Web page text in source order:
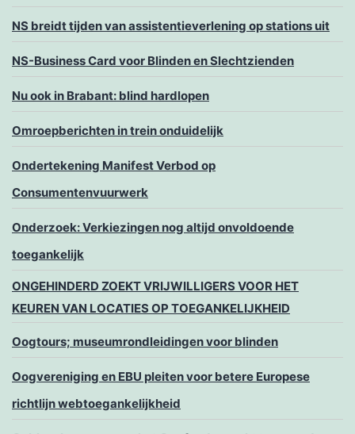
NS breidt tijden van assistentieverlening op stations uit
NS-Business Card voor Blinden en Slechtzienden
Nu ook in Brabant: blind hardlopen
Omroepberichten in trein onduidelijk
Ondertekening Manifest Verbod op
Consumentenvuurwerk
Onderzoek: Verkiezingen nog altijd onvoldoende
toegankelijk
ONGEHINDERD ZOEKT VRIJWILLIGERS VOOR HET
KEUREN VAN LOCATIES OP TOEGANKELIJKHEID
Oogtours; museumrondleidingen voor blinden
Oogvereniging en EBU pleiten voor betere Europese
richtlijn webtoegankelijkheid